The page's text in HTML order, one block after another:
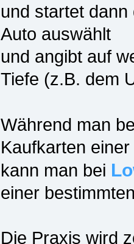
und startet dann
Auto auswählt
und angibt auf
Tiefe (z.B. dem
Während man
Kaufkarten
kann man bei
einer
Die Praxis wird